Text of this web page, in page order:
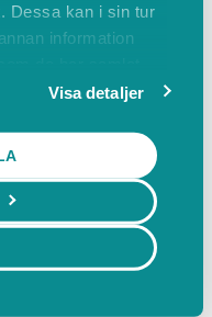
Dessa kan i sin tur
information
Visa detaljer